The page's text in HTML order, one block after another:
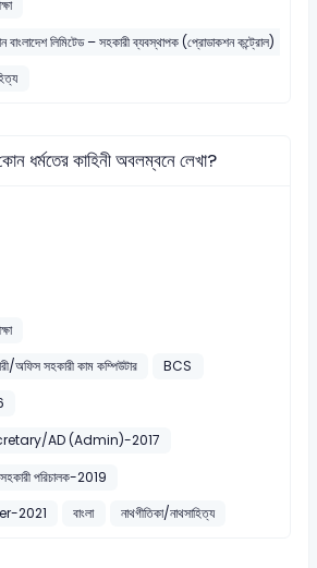
বাংলাদেশ লিমিটেড – সহকারী ব্যবস্থাপক (প্রোডাকশন কন্ট্রোল)
ধর্মতের কাহিনী অবলম্বনে লেখা?
অফিস সহকারী কাম কম্পিউটার
BCS
AD (Admin)-2017
পরিচালক-2019
2021
বাংলা নাথগীতিকা/নাথসাহিত্য